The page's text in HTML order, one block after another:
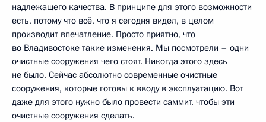
надлежащего качества. В принципе для этого возможности
есть, потому что всё, что я сегодня видел, в целом
производит впечатление. Просто приятно, что
во Владивостоке такие изменения. Мы посмотрели – одни
очистные сооружения чего стоят. Никогда этого здесь
не было. Сейчас абсолютно современные очистные
сооружения, которые готовы к вводу в эксплуатацию. Вот
даже для этого нужно было провести саммит, чтобы эти
очистные сооружения сделать.